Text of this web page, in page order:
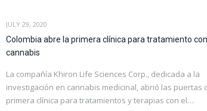
JULY 29, 2020
Colombia abre la primera clínica para tratamiento con
cannabis
La compañía Khiron Life Sciences Corp., dedicada a la
investigación en cannabis medicinal, abrió las puertas
primera clínica para tratamientos y terapias con el…